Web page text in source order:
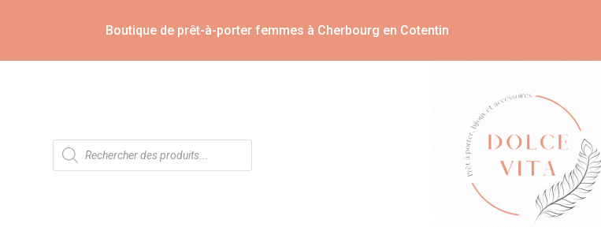
Boutique de prêt-à-porter femmes à Cherbourg en Cotentin
Recherche
de
produits